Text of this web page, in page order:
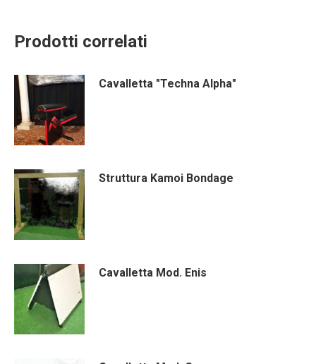
Prodotti correlati
Cavalletta "Techna Alpha"
Struttura Kamoi Bondage
Cavalletta Mod. Enis